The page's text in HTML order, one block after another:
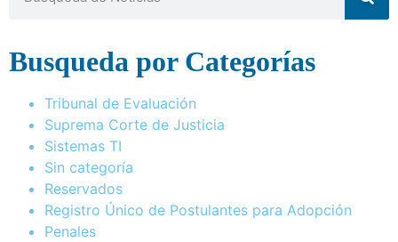
Busqueda por Categorías
Tribunal de Evaluación
Suprema Corte de Justicia
Sistemas TI
Sin categoría
Reservados
Registro Único de Postulantes para Adopción
Penales